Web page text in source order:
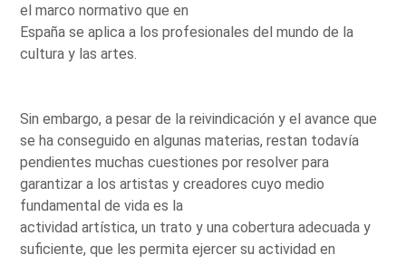
el marco normativo que en
España se aplica a los profesionales del mundo de la
cultura y las artes.
Sin embargo, a pesar de la reivindicación y el avance que
se ha conseguido en algunas materias, restan todavía
pendientes muchas cuestiones por resolver para
garantizar a los artistas y creadores cuyo medio
fundamental de vida es la
actividad artística, un trato y una cobertura adecuada y
suficiente, que les permita ejercer su actividad en